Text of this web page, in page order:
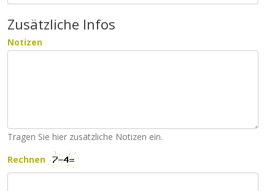
Zusätzliche Infos
Notizen
Tragen Sie hier zusätzliche Notizen ein.
Rechnen